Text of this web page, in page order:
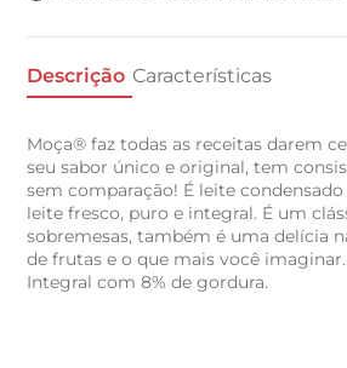
Descrição Características
Moça® faz todas as receitas darem
seu sabor único e original, tem
sem comparação! É leite
leite fresco, puro e integral. É um
sobremesas, também é uma delícia
de frutas e o que mais você
Integral com 8% de gordura.